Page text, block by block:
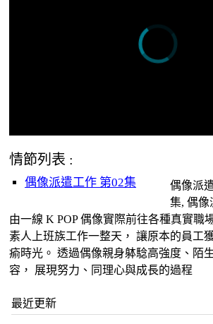
情節列表 :
偶像派遣工作 第02集
偶像派
集, 偶像
由一線 K POP 偶像實際前往各種真實職
素人上班族工作一整天， 讓原本的員工
瘉時光。 透過偶像親身躰騐高強度、陌
容， 展現努力、同理心與成長的過程
最近更新